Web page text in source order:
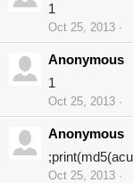
1
Oct 25, 2013
Anonymous
1
Oct 25, 2013
Anonymous
Oct 25, 2013